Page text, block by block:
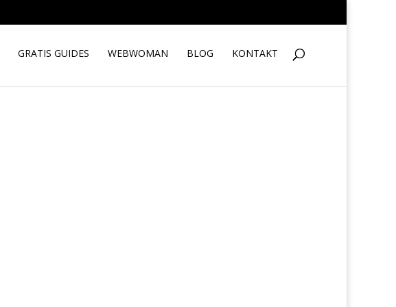
GRATIS GUIDES WEBWOMAN BLOG KONTAKT